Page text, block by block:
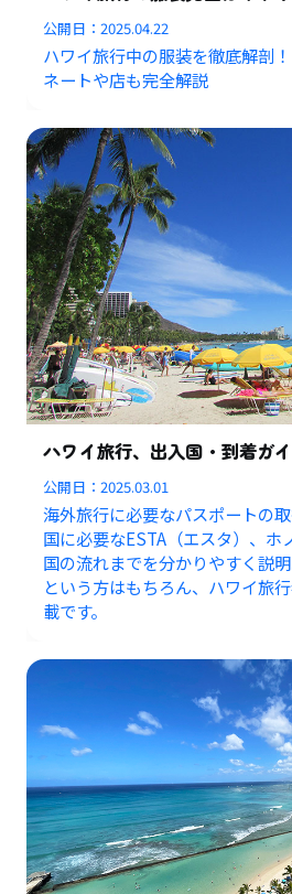
公開日：2025.04.22
ハワイ旅行中の服装を徹底解剖
ネートや店も完全解説
ハワイ旅行、出入国・到着ガ
公開日：2025.03.01
海外旅行に必要なパスポートの
国に必要なESTA（エスタ）、ホ
国の流れまでを分かりやすく説
という方はもちろん、ハワイ旅
載です。